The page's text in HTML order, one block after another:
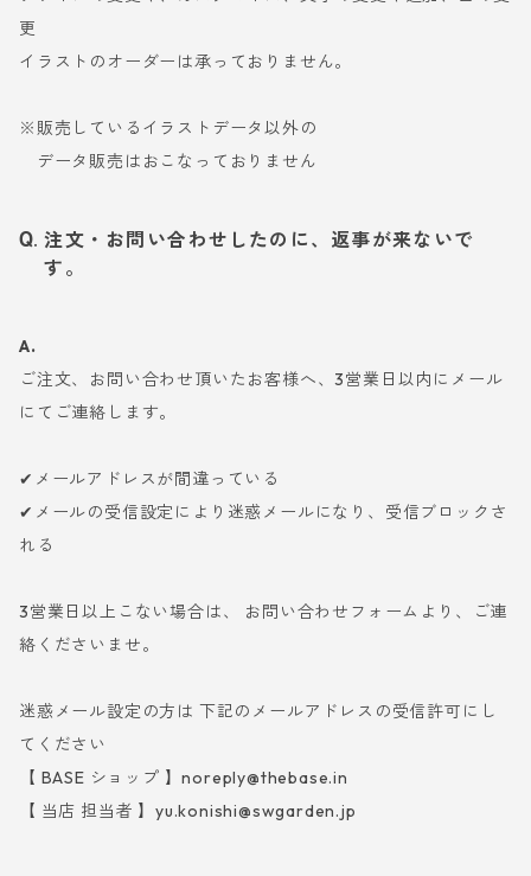
更
イラストのオーダーは承っておりません。
※販売しているイラストデータ以外の
データ販売はおこなっておりません
注文・お問い合わせしたのに、返事が来ないで
す。
A.
ご注文、お問い合わせ頂いたお客様へ、3営業日以内にメール
にてご連絡します。
✔メールアドレスが間違っている
✔メールの受信設定により迷惑メールになり、受信ブロックさ
れる
3営業日以上こない場合は、 お問い合わせフォームより、ご連
絡くださいませ。
迷惑メール設定の方は 下記のメールアドレスの受信許可にし
てください
【 BASE ショップ 】noreply@thebase.in
【 当店 担当者 】yu.konishi@swgarden.jp